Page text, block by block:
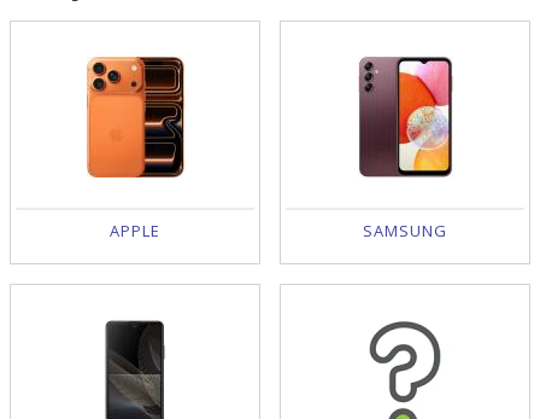
APPLE SAMSUNG